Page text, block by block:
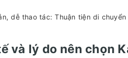
dễ thao tác: Thuận tiện di
và lý do nên chọn